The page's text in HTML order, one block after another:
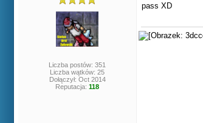
Liczba postów: 351
Liczba wątków: 25
Dołączył: Oct 2014
Reputacja:118
pass XD